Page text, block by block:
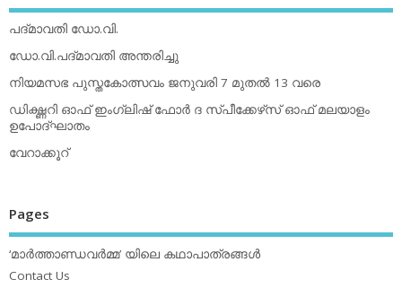
പദ്മാവതി ഡോ.വി.
ഡോ.വി.പദ്മാവതി അന്തരിച്ചു
നിയമസഭ പുസ്തകോത്സവം ജനുവരി 7 മുതല്‍ 13 വരെ
ഡിക്ഷ്ണറി ഓഫ് ഇംഗ്ലിഷ് ഫോര്‍ ദ സ്പീക്കേഴ്‌സ് ഓഫ് മലയാളം
ഉപോദ്ഘാതം
വേറാക്കൂറ്
Pages
‘മാര്‍ത്താണ്ഡവര്‍മ്മ’ യിലെ കഥാപാത്രങ്ങള്‍
Contact Us